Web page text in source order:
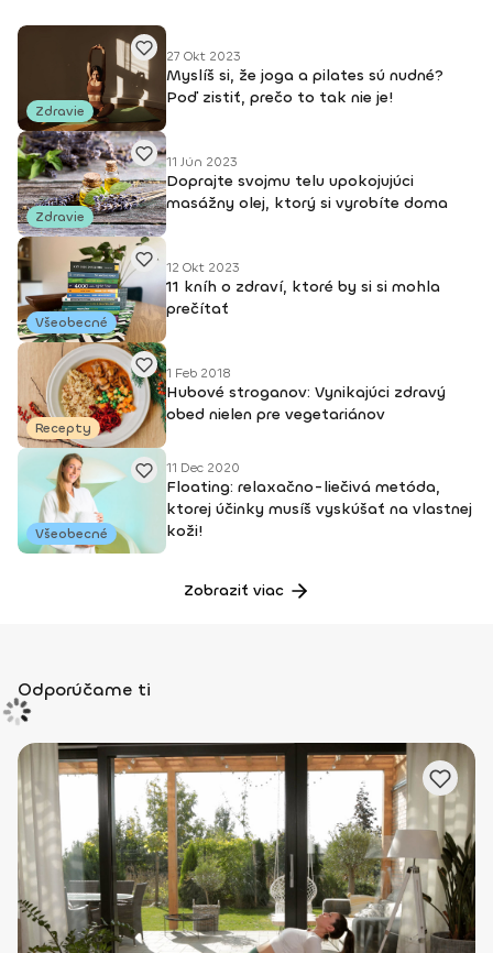
Zdravie
27 Okt 2023
Myslíš si, že joga a pilates sú nudné?
Poď zistiť, prečo to tak nie je!
Zdravie
11 Jún 2023
Doprajte svojmu telu upokojujúci
masážny olej, ktorý si vyrobíte doma
Všeobecné
12 Okt 2023
11 kníh o zdraví, ktoré by si si mohla
prečítať
Recepty
1 Feb 2018
Hubové stroganov: Vynikajúci zdravý
obed nielen pre vegetariánov
Všeobecné
11 Dec 2020
Floating: relaxačno-liečivá metóda,
ktorej účinky musíš vyskúšať na vlastnej
koži!
Zobraziť viac
Odporúčame ti